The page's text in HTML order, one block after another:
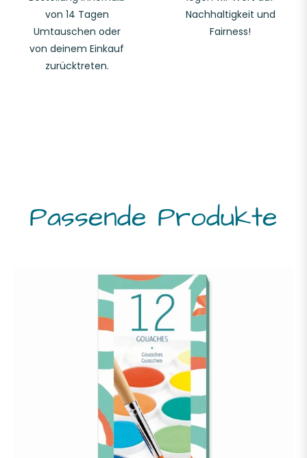
von 14 Tagen
Umtauschen oder
von deinem Einkauf
zurücktreten.
Nachhaltigkeit und
Fairness!
Passende Produkte